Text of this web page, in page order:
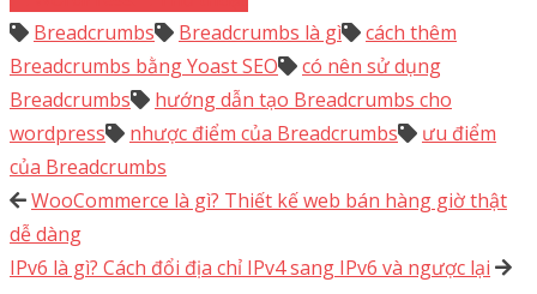
Breadcrumbs
Breadcrumbs là gì
cách thêm
Breadcrumbs bằng Yoast SEO
có nên sử dụng
Breadcrumbs
hướng dẫn tạo Breadcrumbs cho
wordpress
nhược điểm của Breadcrumbs
ưu điểm
của Breadcrumbs
WooCommerce là gì? Thiết kế web bán hàng giờ thật
dễ dàng
IPv6 là gì? Cách đổi địa chỉ IPv4 sang IPv6 và ngược lại